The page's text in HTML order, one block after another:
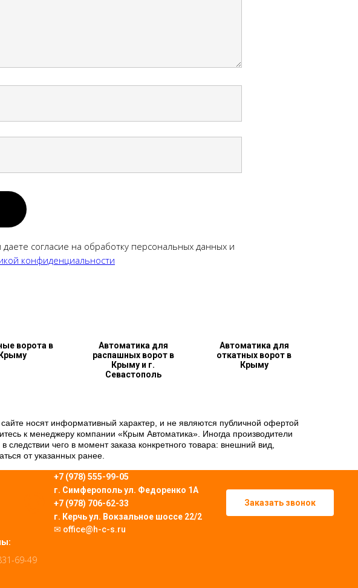
согласие на обработку персональных данных и
конфиденциальности
ворота в
Автоматика для
распашных ворот в
Крыму и г.
Севастополь
Автоматика для
откатных ворот в
Крыму
носят информативный характер, и не являются публичной офертой
к менеджеру компании «Крым Автоматика». Иногда производители
чего в момент заказа конкретного товара: внешний вид,
от указанных ранее.
+7 (978) 555-99-05
г. Симферопольул. Федоренко 1А
+7 (978) 706-62-33
г. Керчь ул. Вокзальное шоссе 22/2
✉ office@h-c-s.ru
Заказать звонок
69-49